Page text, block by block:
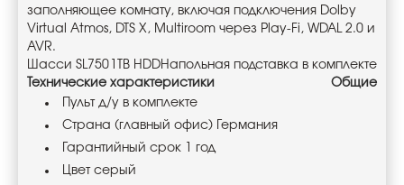
заполняющее комнату, включая подключения Dolby
Virtual Atmos, DTS X, Multiroom через Play-Fi, WDAL 2.0 и
AVR.
Шасси SL750 1TB HDDНапольная подставка в комплекте
Технические характеристики
Общие
Пульт д/у в комплекте
Страна (главный офис) Германия
Гарантийный срок 1 год
Цвет серый